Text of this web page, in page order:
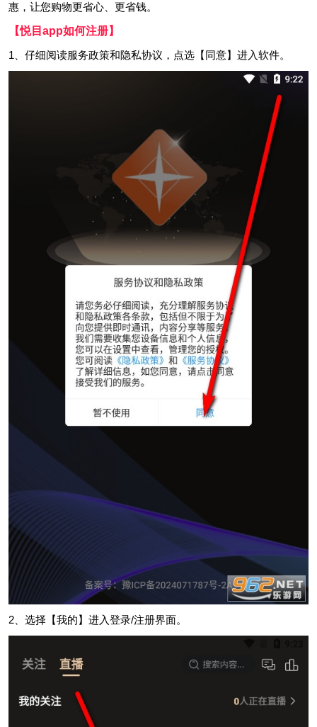
惠，让您购物更省心、更省钱。
【悦目app如何注册】
1、仔细阅读服务政策和隐私协议，点选【同意】进入软件。
2、选择【我的】进入登录/注册界面。